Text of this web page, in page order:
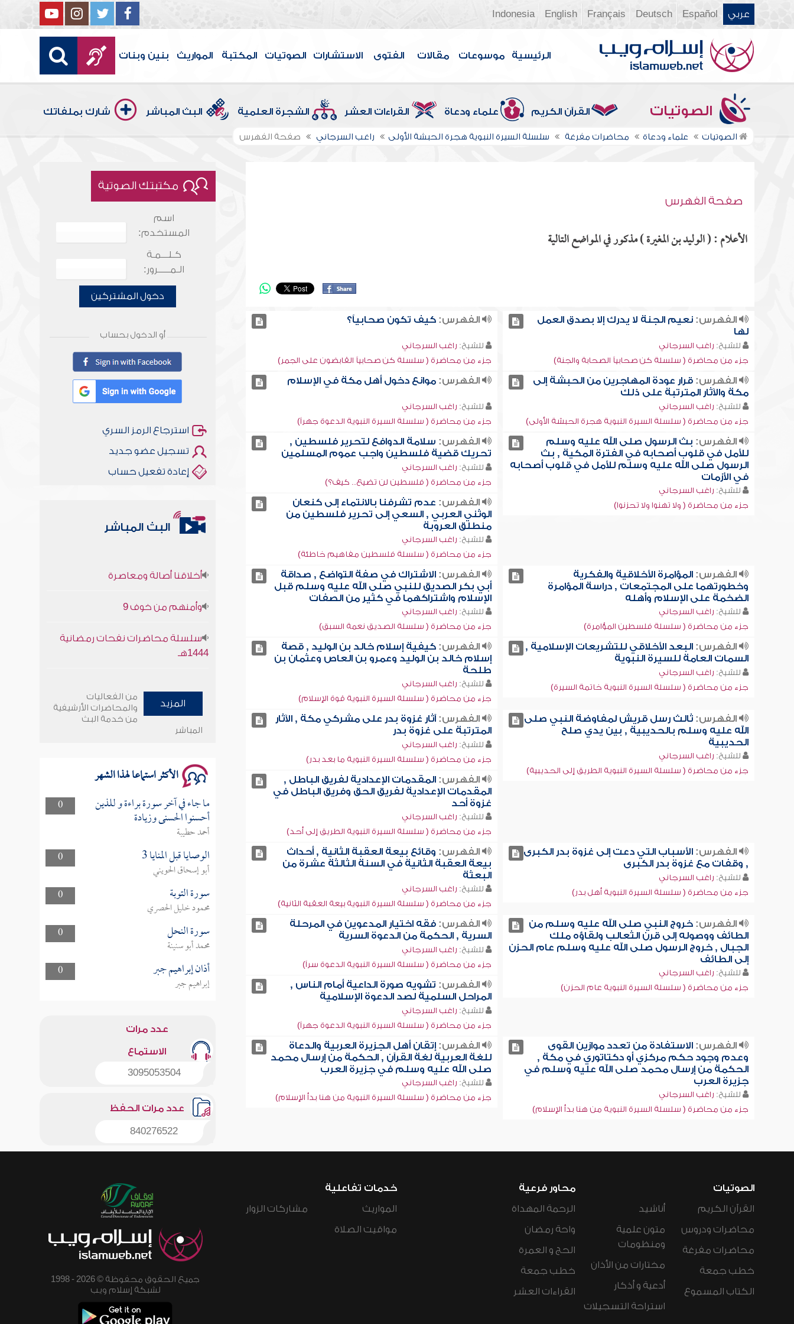
عربي Español
Deutsch
Français
English
Indonesia
الرئيسية موسوعات مقالات الفتوى الاستشارات الصوتيات المكتبة المواريث بنين وبنات
الصوتيات القرآن الكريم علماء ودعاة القراءات العشر الشجرة العلمية البث المباشر شارك بملفاتك
الصوتيات علماء ودعاة محاضرات مفرغة سلسلة السيرة النبوية هجرة الحبشة الأولى راغب السرجاني صفحة الفهرس
صفحة الفهرس
الأعلام : ( الوليد بن المغيرة ) مذكور في المواضع التالية
الفهرس:نعيم الجنة لا يدرك إلا بصدق العمل
لها
للشيخ: راغب السرجاني
جزء من محاضرة ( سلسلة كن صحابياً الصحابة والجنة)
الفهرس: كيف تكون صحابياً؟
للشيخ: راغب السرجاني
جزء من محاضرة ( سلسلة كن صحابياً القابضون على الجمر)
الفهرس:قرار عودة المهاجرين من الحبشة إلى
مكة والآثار المترتبة على ذلك
للشيخ: راغب السرجاني
جزء من محاضرة ( سلسلة السيرة النبوية هجرة الحبشة الأولى)
الفهرس: موانع دخول أهل مكة في الإسلام
للشيخ: راغب السرجاني
جزء من محاضرة ( سلسلة السيرة النبوية الدعوة جهراً)
الفهرس: بث الرسول صلى الله عليه وسلم
للأمل في قلوب أصحابه في الفترة المكية , بث
الرسول صلى الله عليه وسلم للأمل في قلوب أصحابه
في الأزمات
للشيخ: راغب السرجاني
جزء من محاضرة ( ولا تهنوا ولا تحزنوا)
الفهرس: سلامة الدوافع لتحرير فلسطين ,
تحريك قضية فلسطين واجب عموم المسلمين
للشيخ: راغب السرجاني
جزء من محاضرة ( فلسطين لن تضيع.. كيف؟)
الفهرس: عدم تشرفنا بالانتماء إلى كنعان
الوثني العربي , السعي إلى تحرير فلسطين من
منطلق العروبة
للشيخ: راغب السرجاني
جزء من محاضرة ( سلسلة فلسطين مفاهيم خاطئة)
الفهرس:المؤامرة الأخلاقية والفكرية
وخطورتهما على المجتمعات , دراسة المؤامرة
الضخمة على الإسلام وأهله
للشيخ: راغب السرجاني
جزء من محاضرة ( سلسلة فلسطين المؤامرة)
الفهرس: الاشتراك في صفة التواضع , صداقة
أبي بكر الصديق للنبي صلى الله عليه وسلم قبل
الإسلام واشتراكهما في كثير من الصفات
للشيخ: راغب السرجاني
جزء من محاضرة ( سلسلة الصديق نعمة السبق)
الفهرس:البعد الأخلاقي للتشريعات الإسلامية ,
السمات العامة للسيرة النبوية
للشيخ: راغب السرجاني
جزء من محاضرة ( سلسلة السيرة النبوية خاتمة السيرة)
الفهرس: كيفية إسلام خالد بن الوليد , قصة
إسلام خالد بن الوليد وعمرو بن العاص وعثمان بن
طلحة
للشيخ: راغب السرجاني
جزء من محاضرة ( سلسلة السيرة النبوية قوة الإسلام)
الفهرس:ثالث رسل قريش لمفاوضة النبي صلى
الله عليه وسلم بالحديبية , بين يدي صلح
الحديبية
للشيخ: راغب السرجاني
جزء من محاضرة ( سلسلة السيرة النبوية الطريق إلى الحديبية)
الفهرس: آثار غزوة بدر على مشركي مكة , الآثار
المترتبة على غزوة بدر
للشيخ: راغب السرجاني
جزء من محاضرة ( سلسلة السيرة النبوية ما بعد بدر)
الفهرس: المقدمات الإعدادية لفريق الباطل ,
المقدمات الإعدادية لفريق الحق وفريق الباطل في
غزوة أحد
للشيخ: راغب السرجاني
جزء من محاضرة ( سلسلة السيرة النبوية الطريق إلى أحد)
الفهرس:الأسباب التي دعت إلى غزوة بدر الكبرى
, وقفات مع غزوة بدر الكبرى
للشيخ: راغب السرجاني
جزء من محاضرة ( سلسلة السيرة النبوية أهل بدر)
الفهرس: وقائع بيعة العقبة الثانية , أحداث
بيعة العقبة الثانية في السنة الثالثة عشرة من
البعثة
للشيخ: راغب السرجاني
جزء من محاضرة ( سلسلة السيرة النبوية بيعة العقبة الثانية)
الفهرس:خروج النبي صلى الله عليه وسلم من
الطائف ووصوله إلى قرن الثعالب ولقاؤه ملك
الجبال , خروج الرسول صلى الله عليه وسلم عام الحزن
إلى الطائف
للشيخ: راغب السرجاني
جزء من محاضرة ( سلسلة السيرة النبوية عام الحزن)
الفهرس: فقه اختيار المدعوين في المرحلة
السرية , الحكمة من الدعوة السرية
للشيخ: راغب السرجاني
جزء من محاضرة ( سلسلة السيرة النبوية الدعوة سراً)
الفهرس: تشويه صورة الداعية أمام الناس ,
المراحل السلمية لصد الدعوة الإسلامية
للشيخ: راغب السرجاني
جزء من محاضرة ( سلسلة السيرة النبوية الدعوة جهراً)
الفهرس:الاستفادة من تعدد موازين القوى
وعدم وجود حكم مركزي أو دكتاتوري في مكة ,
الحكمة من إرسال محمد صلى الله عليه وسلم في
جزيرة العرب
للشيخ: راغب السرجاني
جزء من محاضرة ( سلسلة السيرة النبوية من هنا بدأ الإسلام)
الفهرس: إتقان أهل الجزيرة العربية والدعاة
للغة العربية لغة القرآن , الحكمة من إرسال محمد
صلى الله عليه وسلم في جزيرة العرب
للشيخ: راغب السرجاني
جزء من محاضرة ( سلسلة السيرة النبوية من هنا بدأ الإسلام)
مكتبتك الصوتية
اسم
المستخدم:
كـلـــمـة
الـمـــــرور:
دخول المشتركين
أو الدخول بحساب
استرجاع الرمز السري
تسجيل عضو جديد
إعادة تفعيل حساب
البث المباشر
1444هـ
وأمنهم من خوف 9
المزيد
من الفعاليات
والمحاضرات الأرشيفية
من خدمة البث
المباشر
الأكثر استماعا لهذا الشهر
0 ما جاء في آخر سورة براءة و للذين
أحسنوا الحسنى وزيادة
أحمد حطيبة
0
الوصايا قبل المنايا 3
أبو إسحاق الحويني
0
سورة التوبة
محمود خليل الحصري
0
سورة النحل
محمد أبو سنينة
0
أذان إبراهيم جبر
إبراهيم جبر
عدد مرات
الاستماع
3095053504
عدد مرات الحفظ
840276522
الصوتيات
القرآن الكريم
محاضرات ودروس
محاضرات مفرغة
خطب جمعة
الكتاب المسموع
أناشيد
متون علمية
ومنظومات
مختارات من الأذان
أدعية و أذكار
استراحة التسجيلات
محاور فرعية
الرحمة المهداة
واحة رمضان
الحج و العمرة
خطب جمعة
القراءات العشر
خدمات تفاعلية
المواريث
مواقيت الصلاة
مشاركات الزوار
جميع الحقوق محفوظة © 2026 - 1998
لشبكة إسلام ويب